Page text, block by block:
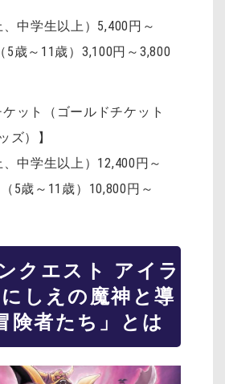
中学生以上）5,400円～
5歳～11歳）3,100円～3,800
ケット（ゴールドチケット
ズ）】
中学生以上）12,400円～
5歳～11歳）10,800円～
クエスト アイラ
しえの魔神と導
険者たち」とは